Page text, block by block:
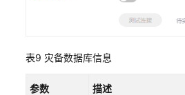
表9 灾备数据库信息
参数 描述